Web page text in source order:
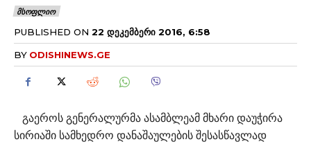
ᲛᲡᲝᲤᲚᲘᲝ
PUBLISHED ON 22 ᲓᲔᲙᲔᲛᲑᲔᲠᲘ 2016, 6:58
BY ODISHINEWS.GE
გაეროს გენერალურმა ასამბლეამ მხარი დაუჭირა
სირიაში სამხედრო დანაშაულების შესასწავლად